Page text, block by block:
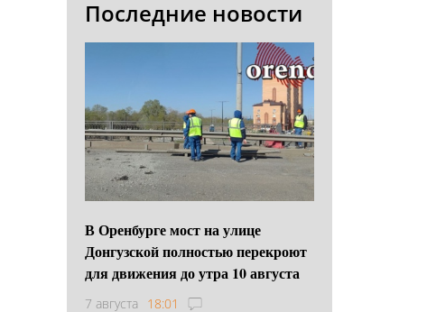
Последние новости
В Оренбурге мост на улице
Донгузской полностью перекроют
для движения до утра 10 августа
7 августа 18:01